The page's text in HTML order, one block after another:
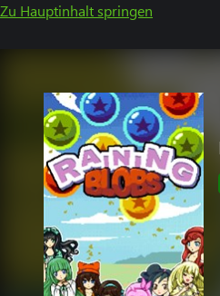
Zu Hauptinhalt springen